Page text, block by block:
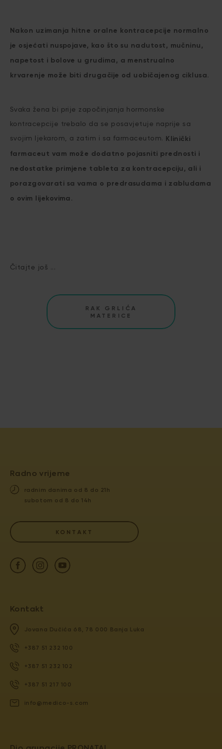
Nakon uzimanja hitne oralne kontracepcije normalno
je osjećati nuspojave, kao što su nadutost, mučninu,
napetost i bolove u grudima, a menstrualno
krvarenje može biti drugačije od uobičajenog ciklusa.
Svaka žena bi prije započinjanja hormonske
kontracepcije trebalo da se posavjetuje naprije sa
svojim ljekarom, a zatim i sa farmaceutom. Klinički
farmaceut vam može dodatno pojasniti prednosti i
nedostatke primjene tableta za kontracepciju, ali i
porazgovarati sa vama o predrasudama i zabludama
o ovim lijekovima.
Čitajte još ...
RAK GRLIĆA
MATERICE
Kontakt
Jovana Dučića 68, 78 000 Banja Luka
+387 51 232 100
+387 51 232 102
+387 51 217 100
info@medico-s.com
Radno vrijeme
radnim danima od 8 do 21h
subotom od 8 do 14h
KONTAKT